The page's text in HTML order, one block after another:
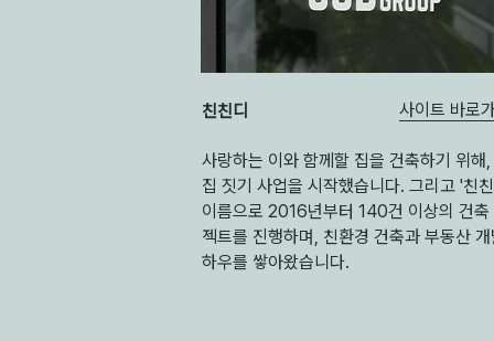
친친디 사이트 바로
사랑하는 이와 함께할 집을 건축하기 위해
집 짓기 사업을 시작했습니다. 그리고 '친
이름으로 2016년부터 140건 이상의 건축
젝트를 진행하며, 친환경 건축과 부동산
하우를 쌓아왔습니다.